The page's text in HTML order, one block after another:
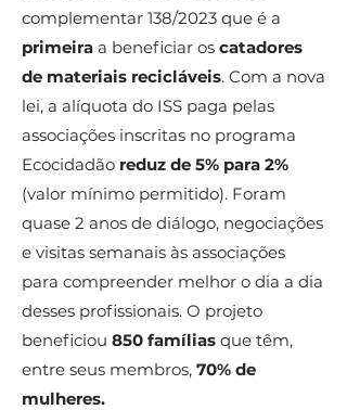
complementar 138/2023 que é a
primeira a beneficiar os catadores
de materiais recicláveis. Com a nova
lei, a alíquota do ISS paga pelas
associações inscritas no programa
Ecocidadão reduz de 5% para 2%
(valor mínimo permitido). Foram
quase 2 anos de diálogo, negociações
e visitas semanais às associações
para compreender melhor o dia a dia
desses profissionais. O projeto
beneficiou 850 famílias que têm,
entre seus membros, 70% de
mulheres.